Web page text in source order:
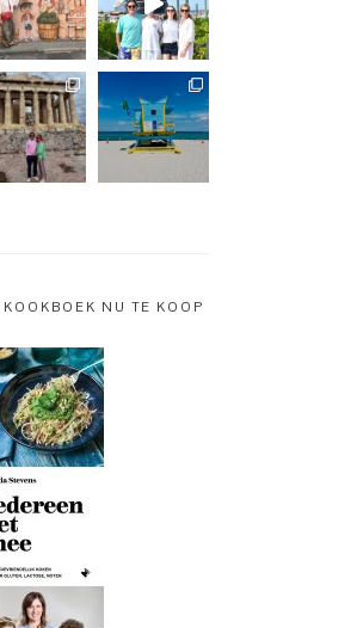
NU TE KOOP